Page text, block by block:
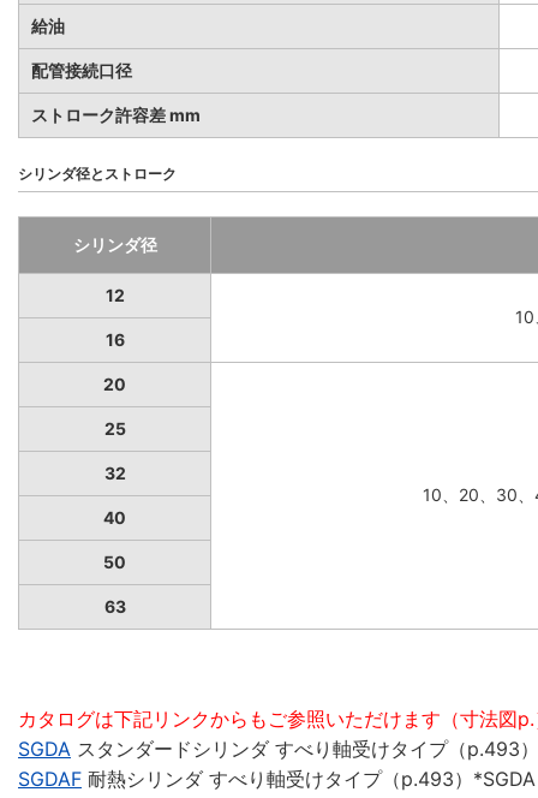
給油
配管接続口径
ストローク許容差 mm
シリンダ径とストローク
シリンダ径
12
16
20
10、20、30
25
32
40
50
63
カタログは下記リンクからもご参照いただけます（寸法図
SGDA スタンダードシリンダ すべり軸受けタイプ（p.493）
SGDAF 耐熱シリンダ すべり軸受けタイプ（p.493）